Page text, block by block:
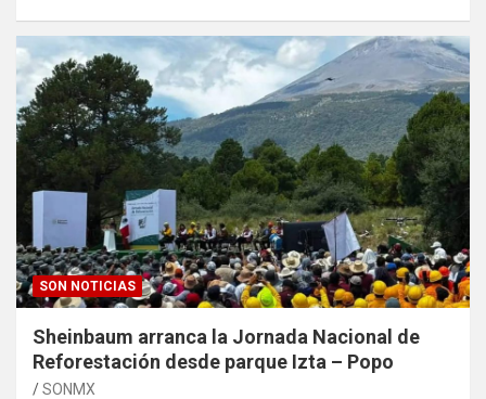
SON NOTICIAS
Sheinbaum arranca la Jornada Nacional de
Reforestación desde parque Izta – Popo
SONMX